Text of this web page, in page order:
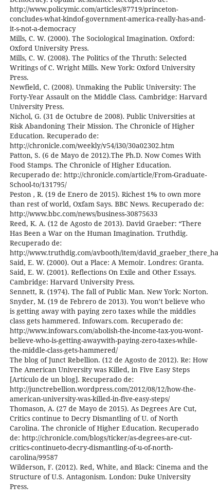
http://www.policymic.com/articles/87719/princeton-
concludes-what-kindof-government-america-really-has-and-
it-s-not-a-democracy
Mills, C. W. (2000). The Sociological Imagination. Oxford:
Oxford University Press.
Mills, C. W. (2008). The Politics of the Thruth: Selected
Writings of C. Wright Mills. New York: Oxford University
Press.
Newfield, C. (2008). Unmaking the Public University: The
Forty-Year Assault on the Middle Class. Cambridge: Harvard
University Press.
Nichol, G. (31 de Octubre de 2008). Public Universities at
Risk Abandoning Their Mission. The Chronicle of Higher
Education. Recuperado de:
http://chronicle.com/weekly/v54/i30/30a02302.htm
Patton, S. (6 de Mayo de 2012).The Ph.D. Now Comes With
Food Stamps. The Chronicle of Higher Education.
Recuperado de: http://chronicle.com/article/From-Graduate-
School-to/131795/
Peston , R. (19 de Enero de 2015). Richest 1% to own more
than rest of world, Oxfam Says. BBC News. Recuperado de:
http://www.bbc.com/news/business-30875633
Reed, K. A. (12 de Agosto de 2013). David Graeber: “There
Has Been a War on the Human Imagination. Truthdig.
Recuperado de:
http://www.truthdig.com/avbooth/item/
Said, E. W. (2000). Out a Place: A Memoir. Londres: Granta.
Said, E. W. (2001). Reflections On Exile and Other Essays.
Cambridge: Harvard University Press.
Sennett, R. (1974). The fall of Public Man. New York: Norton.
Snyder, M. (19 de Febrero de 2013). You won’t believe who
is getting away with paying zero taxes while the middles
class gets hammered. Infowars.com. Recuperado de:
http://www.infowars.com/abolish-the-income-tax-you-wont-
believe-who-is-getting-awaywith-paying-zero-taxes-while-
the-middle-class-gets-hammered/
The blog of Junct Rebellion. (12 de Agosto de 2012). Re: How
The American University was Killed, in Five Easy Steps
[Artículo de un blog]. Recuperado de:
http://junctrebellion.wordpress.com/2012/08/12/how-the-
american-university-was-killed-in-five-easy-steps/
Thomason, A. (27 de Mayo de 2015). As Degrees Are Cut,
Critics continue to Decry Dismantling of U. of North
Carolina. The chronicle of Higher Education. Recuperado
de: http://chronicle.com/blogs/ticker/as-degrees-are-cut-
critics-continueto-decry-dismantling-of-u-of-north-
carolina/99587
Wilderson, F. (2012). Red, White, and Black: Cinema and the
Structure of U.S. Antagonism. London: Duke University
Press.